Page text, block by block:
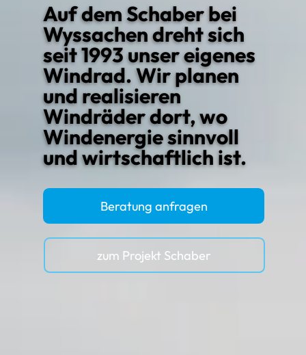
Auf dem Schaber bei
Wyssachen dreht sich
seit 1993 unser eigenes
Windrad. Wir planen
und realisieren
Windräder dort, wo
Windenergie sinnvoll
und wirtschaftlich ist.
Beratung anfragen
zum Projekt Schaber